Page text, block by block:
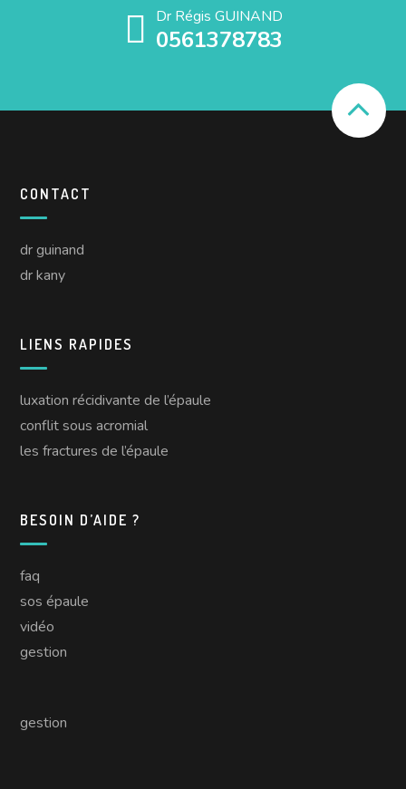
Dr Régis GUINAND
0561378783
CONTACT
dr guinand
dr kany
LIENS RAPIDES
luxation récidivante de l’épaule
conflit sous acromial
les fractures de l’épaule
BESOIN D’AIDE ?
faq
sos épaule
vidéo
gestion
gestion